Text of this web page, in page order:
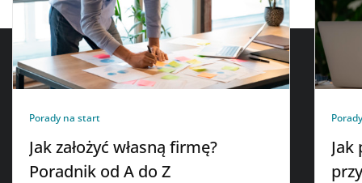
Porady na start
Jak założyć własną firmę?
Poradnik od A do Z
Jak